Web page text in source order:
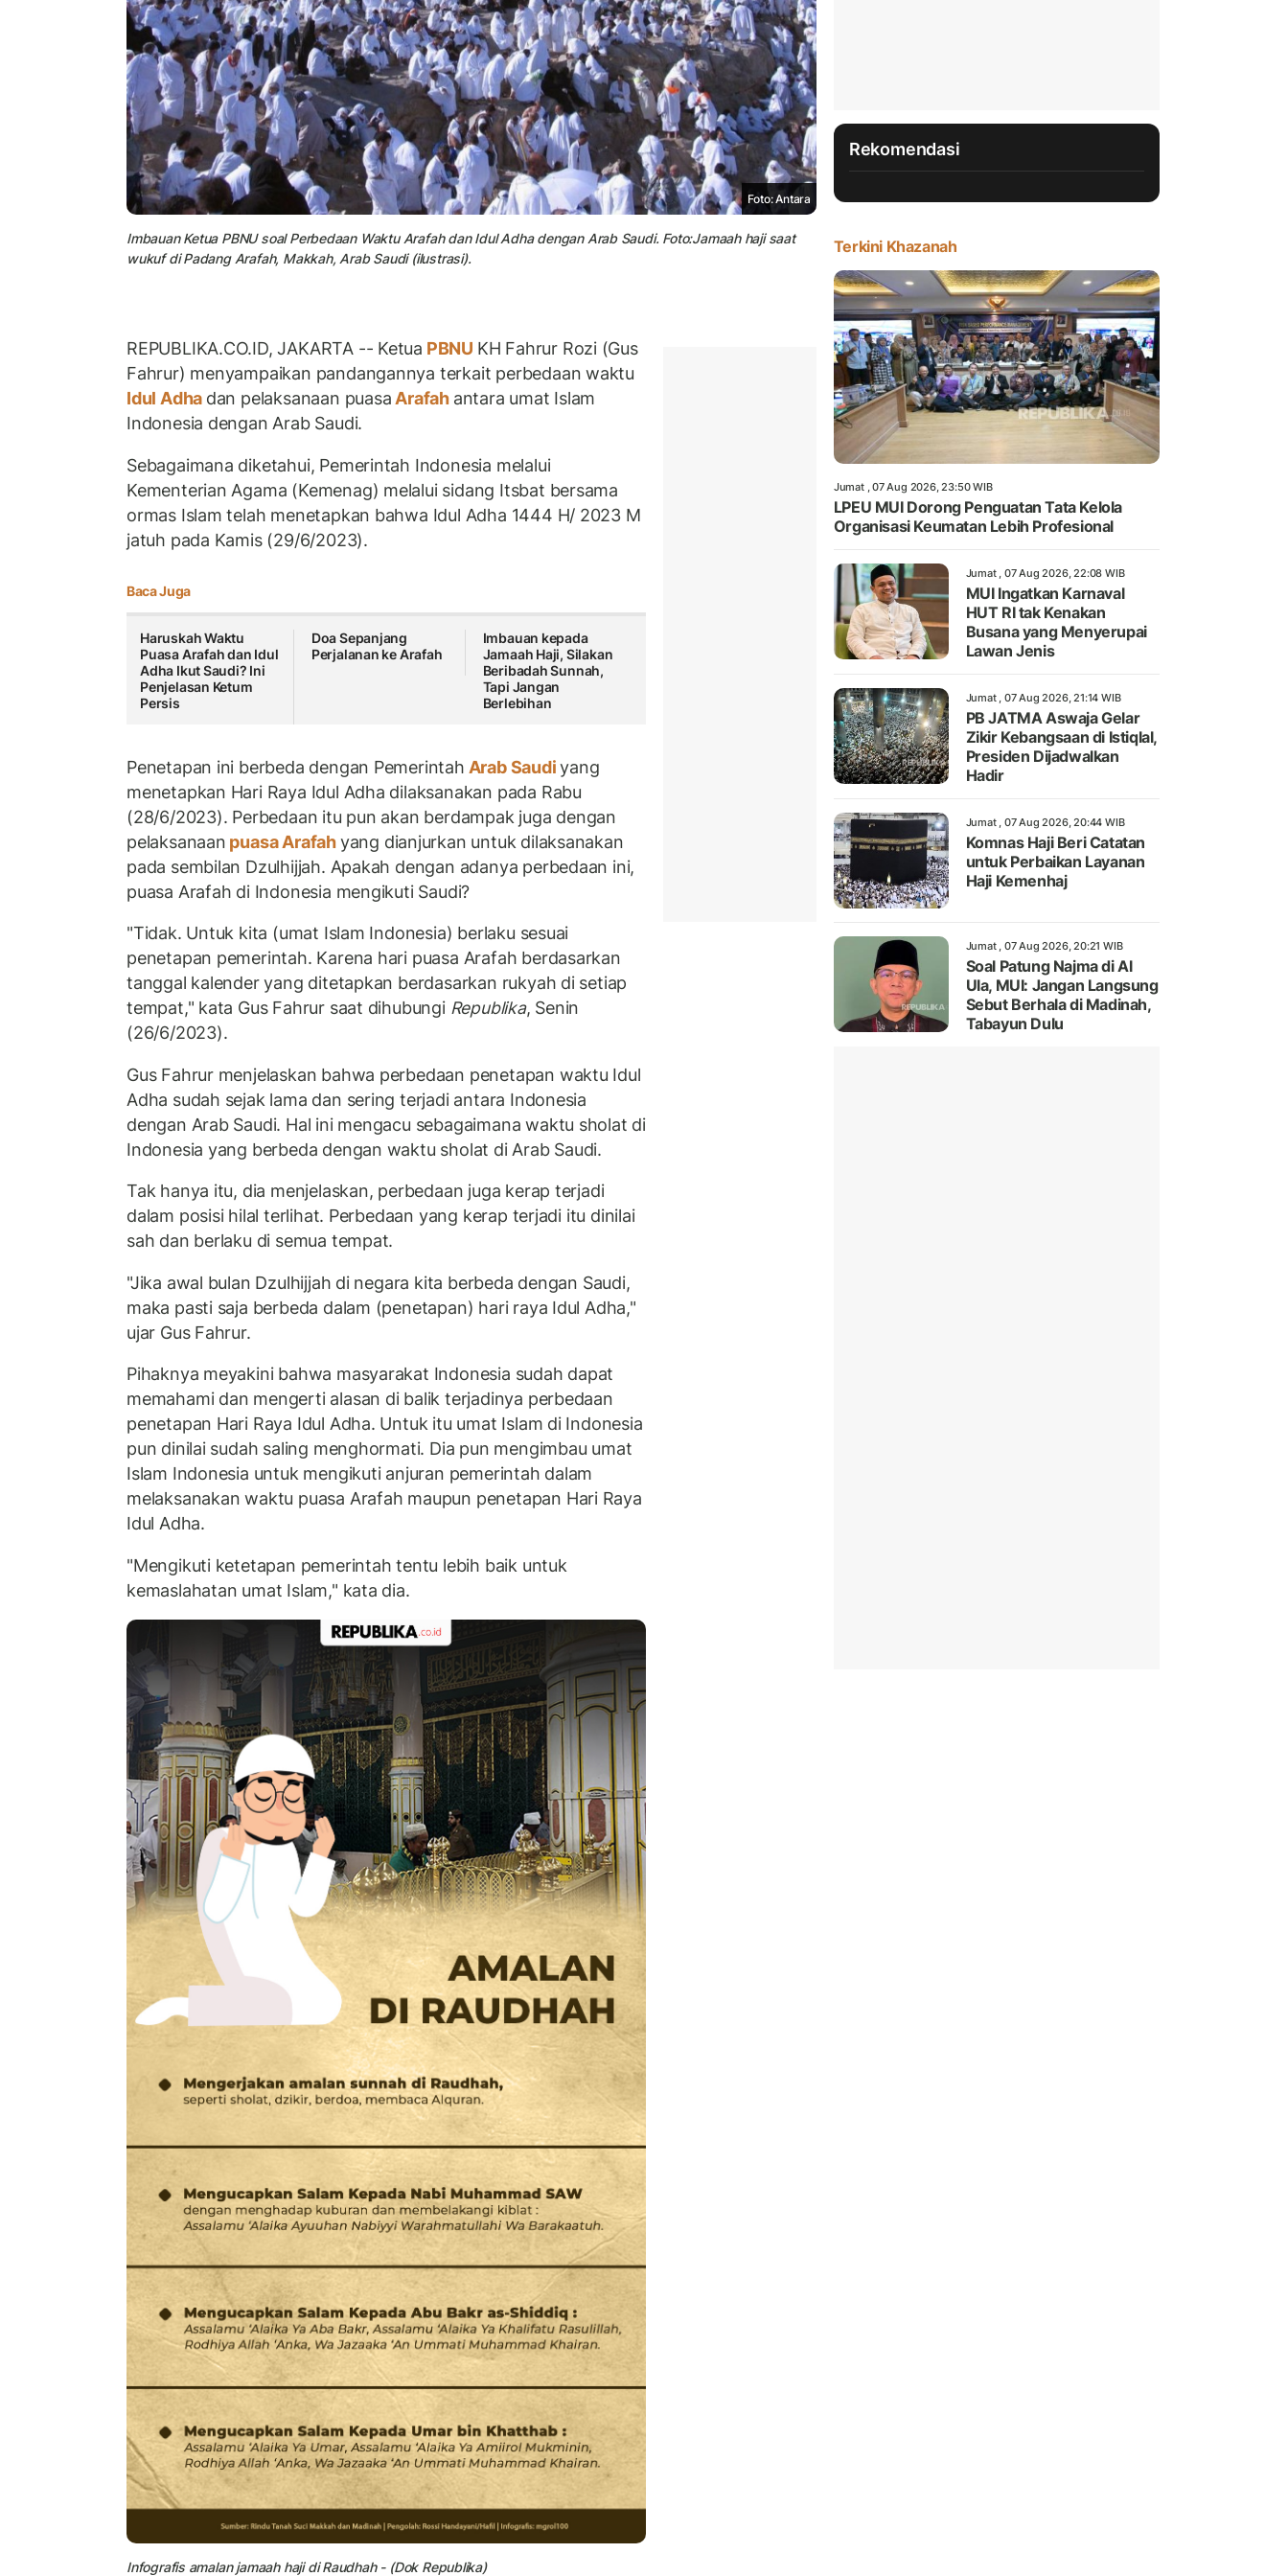
Foto: Antara
Imbauan Ketua PBNU soal Perbedaan Waktu Arafah dan Idul Adha dengan Arab Saudi. Foto:Jamaah haji saat
wukuf di Padang Arafah, Makkah, Arab Saudi (ilustrasi).
REPUBLIKA.CO.ID, JAKARTA -- Ketua PBNU KH Fahrur Rozi (Gus
Fahrur) menyampaikan pandangannya terkait perbedaan waktu
Idul Adha dan pelaksanaan puasa Arafah antara umat Islam
Indonesia dengan Arab Saudi.
Sebagaimana diketahui, Pemerintah Indonesia melalui
Kementerian Agama (Kemenag) melalui sidang Itsbat bersama
ormas Islam telah menetapkan bahwa Idul Adha 1444 H/ 2023 M
jatuh pada Kamis (29/6/2023).
Baca Juga
Haruskah Waktu
Puasa Arafah dan Idul
Adha Ikut Saudi? Ini
Penjelasan Ketum
Persis
Doa Sepanjang
Perjalanan ke Arafah
Imbauan kepada
Jamaah Haji, Silakan
Beribadah Sunnah,
Tapi Jangan
Berlebihan
Penetapan ini berbeda dengan Pemerintah Arab Saudiyang
menetapkan Hari Raya Idul Adha dilaksanakan pada Rabu
(28/6/2023). Perbedaan itu pun akan berdampak juga dengan
pelaksanaan puasa Arafahyang dianjurkan untuk dilaksanakan
pada sembilan Dzulhijjah. Apakah dengan adanya perbedaan ini,
puasa Arafah di Indonesia mengikuti Saudi?
"Tidak. Untuk kita (umat Islam Indonesia) berlaku sesuai
penetapan pemerintah. Karena hari puasa Arafah berdasarkan
tanggal kalender yang ditetapkan berdasarkan rukyah di setiap
tempat," kata Gus Fahrur saat dihubungi Republika, Senin
(26/6/2023).
Gus Fahrur menjelaskan bahwa perbedaan penetapan waktu Idul
Adha sudah sejak lama dan sering terjadi antara Indonesia
dengan Arab Saudi. Hal ini mengacu sebagaimana waktu sholat di
Indonesia yang berbeda dengan waktu sholat di Arab Saudi.
Tak hanya itu, dia menjelaskan, perbedaan juga kerap terjadi
dalam posisi hilal terlihat. Perbedaan yang kerap terjadi itu dinilai
sah dan berlaku di semua tempat.
"Jika awal bulan Dzulhijjah di negara kita berbeda dengan Saudi,
maka pasti saja berbeda dalam (penetapan) hari raya Idul Adha,"
ujar Gus Fahrur.
Pihaknya meyakini bahwa masyarakat Indonesia sudah dapat
memahami dan mengerti alasan di balik terjadinya perbedaan
penetapan Hari Raya Idul Adha. Untuk itu umat Islam di Indonesia
pun dinilai sudah saling menghormati. Dia pun mengimbau umat
Islam Indonesia untuk mengikuti anjuran pemerintah dalam
melaksanakan waktu puasa Arafah maupun penetapan Hari Raya
Idul Adha.
"Mengikuti ketetapan pemerintah tentu lebih baik untuk
kemaslahatan umat Islam," kata dia.
Infografis amalan jamaahhajidi Raudhah - (Dok Republika)
Rekomendasi
Terkini Khazanah
Jumat , 07 Aug 2026, 23:50 WIB
LPEU MUI Dorong Penguatan Tata Kelola
Organisasi Keumatan Lebih Profesional
Jumat , 07 Aug 2026, 22:08 WIB
MUI Ingatkan Karnaval
HUT RI tak Kenakan
Busana yang Menyerupai
Lawan Jenis
Jumat , 07 Aug 2026, 21:14 WIB
PB JATMA Aswaja Gelar
Zikir Kebangsaan di Istiqlal,
Presiden Dijadwalkan
Hadir
Jumat , 07 Aug 2026, 20:44 WIB
Komnas Haji Beri Catatan
untuk Perbaikan Layanan
Haji Kemenhaj
Jumat , 07 Aug 2026, 20:21 WIB
Soal Patung Najma di Al
Ula, MUI: Jangan Langsung
Sebut Berhala di Madinah,
Tabayun Dulu